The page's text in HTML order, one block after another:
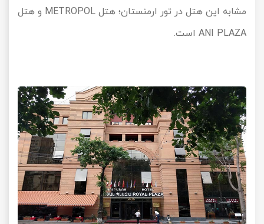
مشابه این هتل در تور ارمنستان؛ هتل METROPOL و هتل
ANI PLAZA است.